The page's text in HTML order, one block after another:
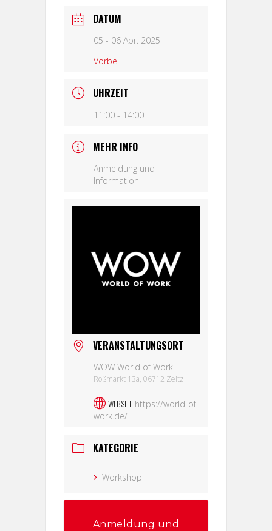
DATUM
05 - 06 Apr. 2025
Vorbei!
UHRZEIT
11:00 - 14:00
MEHR INFO
Anmeldung und
Information
VERANSTALTUNGSORT
WOW World of Work
Roßmarkt 13a, 06712 Zeitz
WEBSITE https://world-of-
work.de/
KATEGORIE
Workshop
Anmeldung und